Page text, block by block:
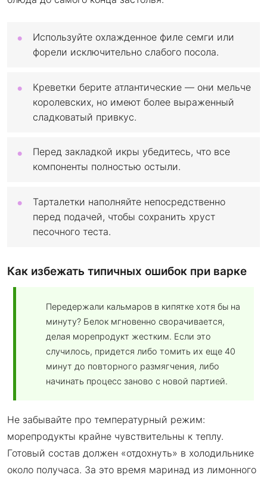
Используйте охлажденное филе семги или
форели исключительно слабого посола.
Креветки берите атлантические — они мельче
королевских, но имеют более выраженный
сладковатый привкус.
Перед закладкой икры убедитесь, что все
компоненты полностью остыли.
Тарталетки наполняйте непосредственно
перед подачей, чтобы сохранить хруст
песочного теста.
Как избежать типичных ошибок при варке
Передержали кальмаров в кипятке хотя бы на
минуту? Белок мгновенно сворачивается,
делая морепродукт жестким. Если это
случилось, придется либо томить их еще 40
минут до повторного размягчения, либо
начинать процесс заново с новой партией.
Не забывайте про температурный режим:
морепродукты крайне чувствительны к теплу.
Готовый состав должен «отдохнуть» в холодильнике
около получаса. За это время маринад из лимонного